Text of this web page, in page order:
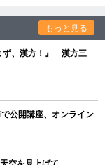
もっと見る
ず、漢方！』 漢方三
公開講座、オンライン